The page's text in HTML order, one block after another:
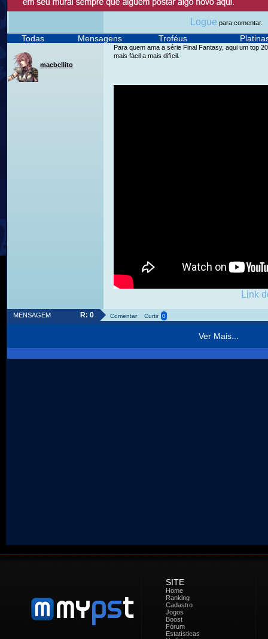
Logue para comentar.
Todas Mensagens Troféus
macbellito
Para quem ama a série Final Fantasy, aqui um top
mais fácil a mais difícil.
Link
MENSAGEM R: 0 Comentar Curtir 0
Ver Mais...
SITE
Home
Ranking
Cadastro
Jogos
Boost
Fórum
Estatísticas